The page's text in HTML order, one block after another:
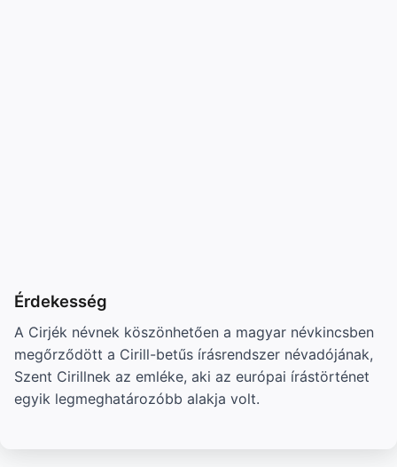
Érdekesség
A Cirjék névnek köszönhetően a magyar névkincsben
megőrződött a Cirill-betűs írásrendszer névadójának,
Szent Cirillnek az emléke, aki az európai írástörténet
egyik legmeghatározóbb alakja volt.